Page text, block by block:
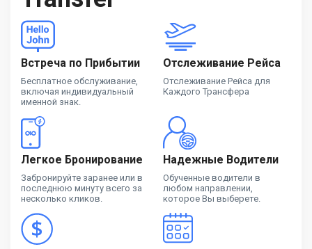
Встреча по Прибытии
Бесплатное обслуживание,
включая индивидуальный
именной знак.
Отслеживание Рейса
Отслеживание Рейса для
Каждого Трансфера
Легкое Бронирование
Забронируйте заранее или в
последнюю минуту всего за
несколько кликов.
Надежные Водители
Обученные водители в
любом направлении,
которое Вы выберете.